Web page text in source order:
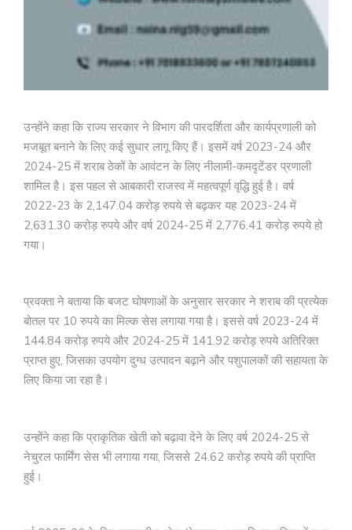
उन्होंने कहा कि राज्य सरकार ने विभाग की पारदर्शिता और कार्यप्रणाली को
मजबूत बनाने के लिए कई सुधार लागू किए हैं। इसमें वर्ष 2023-24 और
2024-25 में शराब ठेकों के आवंटन के लिए नीलामी-कमदृटेंडर प्रणाली
शामिल है। इस पहल से आबकारी राजस्व में महत्वपूर्ण वृद्धि हुई है। वर्ष
2022-23 के 2,147.04 करोड़ रुपये से बढ़कर यह 2023-24 में
2,631.30 करोड़ रुपये और वर्ष 2024-25 में 2,776.41 करोड़ रुपये हो
गया।
प्रवक्ता ने बताया कि बजट घोषणाओं के अनुसार सरकार ने शराब की प्रत्येक
बोतल पर 10 रुपये का मिल्क सेस लगाया गया है। इससे वर्ष 2023-24 में
144.84 करोड़ रुपये और 2024-25 में 141.92 करोड़ रुपये अतिरिक्त
प्राप्त हुए, जिसका उपयोग दुग्ध उत्पादन बढ़ाने और पशुपालकों की सहायता के
लिए किया जा रहा है।
उन्होंने कहा कि प्राकृतिक खेती को बढ़ावा देने के लिए वर्ष 2024-25 से
नेचुरल फार्मिंग सेस भी लगाया गया, जिससे 24.62 करोड़ रुपये की प्राप्ति
हुई।